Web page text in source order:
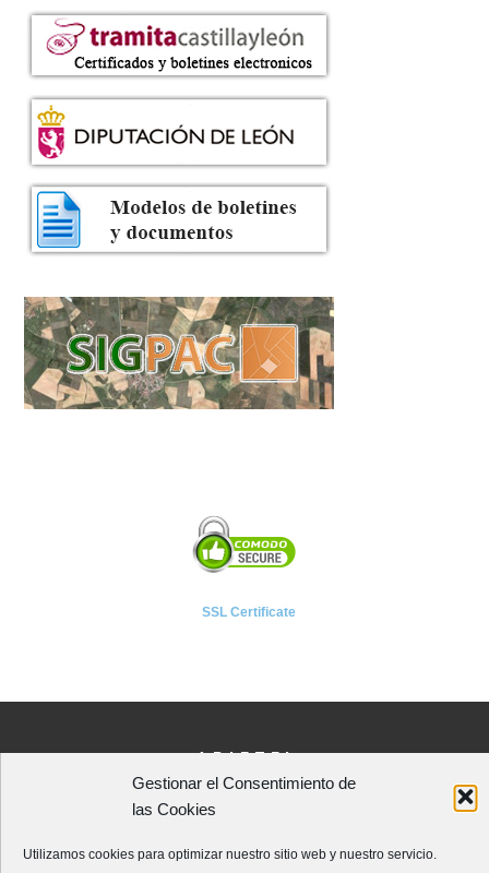
Gestionar el Consentimiento de
las Cookies
Utilizamos cookies para optimizar nuestro sitio web y nuestro servicio.
SSL Certificate
A P I E T E L
Asociación Provincial de Empresarios de Instalaciones Eléctricas,
Telecomunicaciones y Afines de León